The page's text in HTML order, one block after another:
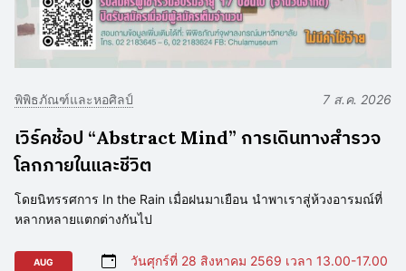
พิพิธภัณฑ์และหอศิลป์ 7 ส.ค. 2026
เวิร์คช้อป “Abstract Mind” การเดินทางสำรวจ
โลกภายในและชีวิต
โดยนิทรรศการ In the Rain เมื่อฝนมาเยือน นำพาเราสู่ห้วงอารมณ์ที่
หลากหลายแตกต่างกันไป
AUG
วันศุกร์ที่ 28 สิงหาคม 2569 เวลา 13.00-17.00